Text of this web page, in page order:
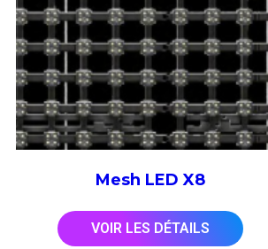
Mesh LED X8
VOIR LES DÉTAILS